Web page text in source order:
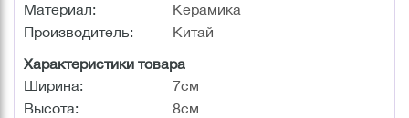
Материал:
Керамика
Производитель:
Китай
Характеристики товара
Ширина:
7см
Высота:
8см